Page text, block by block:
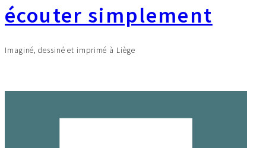
écouter simplement
Imaginé, dessiné et imprimé à Liège